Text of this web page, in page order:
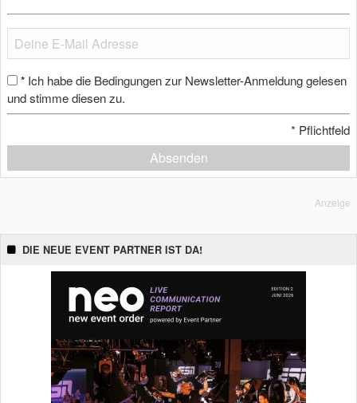
* Ich habe die Bedingungen zur Newsletter-Anmeldung gelesen
und stimme diesen zu.
* Pflichtfeld
Absenden
Anzeige
DIE NEUE EVENT PARTNER IST DA!